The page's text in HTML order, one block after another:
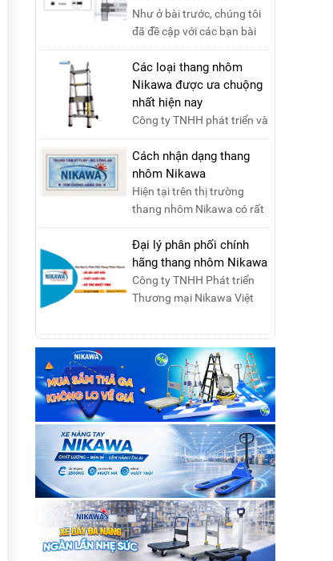
Như ở bài trước, chúng tôi
đã đề cập với các bạn bài
viết hướng dẫn sử dụng
thang nhôm rút đơn ....
Các loại thang nhôm
Nikawa được ưa chuộng
nhất hiện nay
Công ty TNHH phát triển và
thương mại Nikawa Việt
Nam xin kính chào quý
khách ! Hiện tại công t....
Cách nhận dạng thang
nhôm Nikawa
Hiện tại trên thị trường
thang nhôm Nikawa có rất
nhiều loại thang kém chất
lượng, lấy thương h....
Đại lý phân phối chính
hãng thang nhôm Nikawa
Công ty TNHH Phát triển
Thương mại Nikawa Việt
độc quyền sản phẩm
thang....